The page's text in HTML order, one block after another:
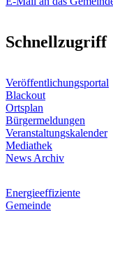
Schnellzugriff
Veröffentlichungsportal
Blackout
Ortsplan
Bürgermeldungen
Veranstaltungskalender
Mediathek
News Archiv
Energieeffiziente
Gemeinde